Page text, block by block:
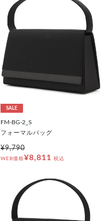
SALE
FM-BG-2_S
フォーマルバッグ
¥9,790
WEB価格¥8,811 税込